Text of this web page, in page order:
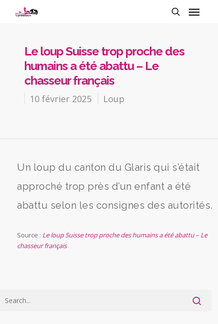
Le loup Suisse trop proche des
humains a été abattu – Le
chasseur français
10 février 2025 Loup
Un loup du canton du Glaris qui s’était
approché trop près d’un enfant a été
abattu selon les consignes des autorités.
Source : Le loup Suisse trop proche des humains a été abattu – Le
chasseur français